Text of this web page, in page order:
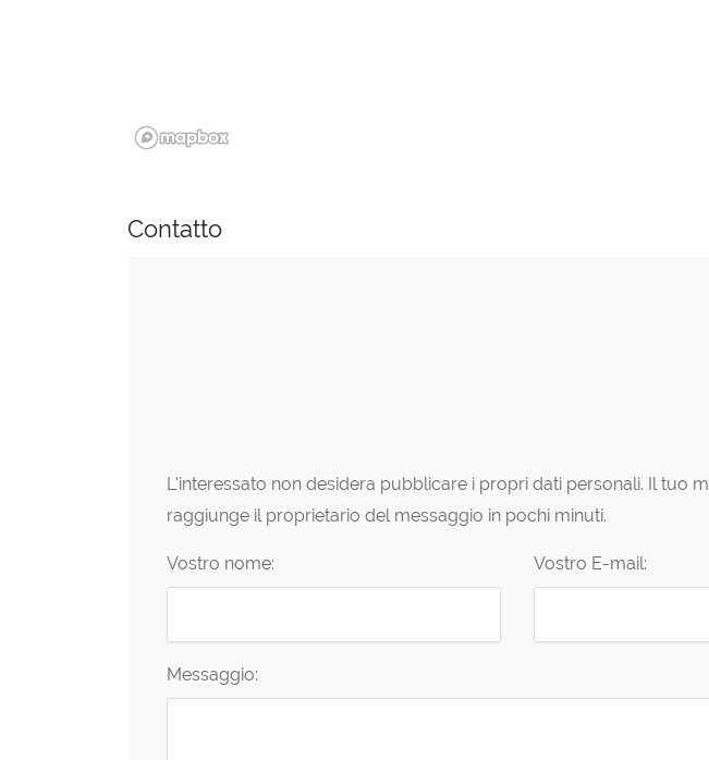
Contatto
L'interessato non desidera pubblicare i propri dati personali. Il tuo
raggiunge il proprietario del messaggio in pochi minuti.
Vostro nome: Vostro E-mail:
Messaggio: